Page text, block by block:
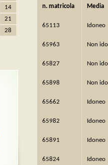
n. matricola Media
65113 Idoneo
65963 Non
65827 Non
65898 Non
65662 Idoneo
65982 Idoneo
65891 Idoneo
65824 Idoneo
14
21
28